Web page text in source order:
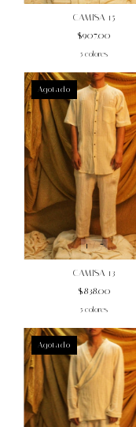
CAMISA 15
$907.00
5 colores
1/7
Agotado
CAMISA 13
$838.00
5 colores
Agotado